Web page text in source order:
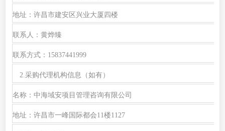
地址：许昌市建安区兴业大厦四楼
联系人：黄烨臻
联系方式： 15837441999
2.采购代理机构信息（如有）
名称：中海域安项目管理咨询有限公司
地址：许昌市一峰国际都会11楼1127